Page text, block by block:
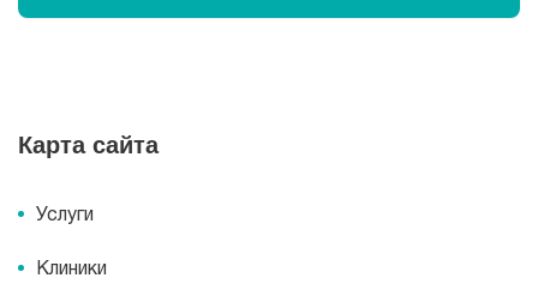
Карта сайта
Услуги
Клиники